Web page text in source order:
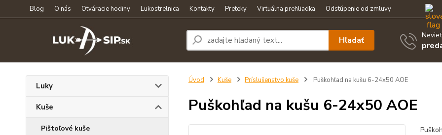
Blog O nás Otváracie hodiny Lukostrelnica Kontakty Preteky Virtuálna prehliadka Odstúpenie od zmluvy
Hľadať
Luky
Kuše
Pištoľové kuše
Úvod Kuše Príslušenstvo kuše Puškohľad na kušu 6-24x50 AOE
Puškohľad na kušu 6-24x50 AOE